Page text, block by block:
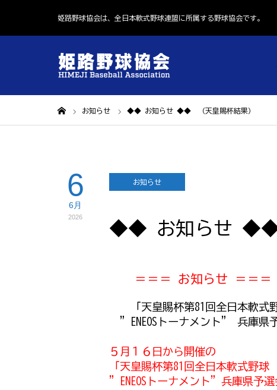
姫路野球協会は、全日本軟式野球連盟に所属する野球協会です。
お知らせ ◆◆ お知らせ ◆◆ （天皇賜杯結果）
6
6月
2026
お知らせ
◆◆ お知らせ ◆◆
＝＝＝ お知らせ ＝＝＝
「天皇賜杯第81回全日本軟式
”ENEOSトーナメント” 兵庫県予
５月１６日から開催の
「天皇賜杯第81回全日本軟式野球
”ENEOSトーナメント”兵庫県予選